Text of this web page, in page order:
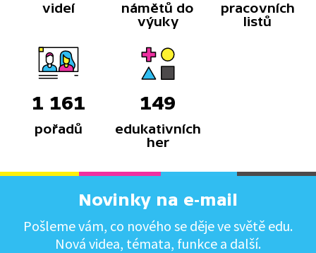
videí
námětů do
výuky
pracovních
listů
1 161
pořadů
149
edukativních
her
Novinky na e-mail
Pošleme vám, co nového se děje ve světě edu.
Nová videa, témata, funkce a další.